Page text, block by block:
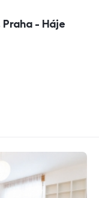
Praha - Háje